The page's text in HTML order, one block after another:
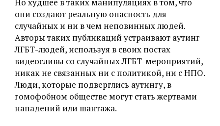
они создают реальную опасность для
случайных и ни в чем неповинных людей.
Авторы таких публикаций устраивают аутинг
ЛГБТ-людей, используя в своих постах
видеосливы со случайных ЛГБТ-мероприятий,
никак не связанных ни с политикой, ни с НПО.
Люди, которые подверглись аутингу, в
гомофобном обществе могут стать жертвами
нападений или шантажа.